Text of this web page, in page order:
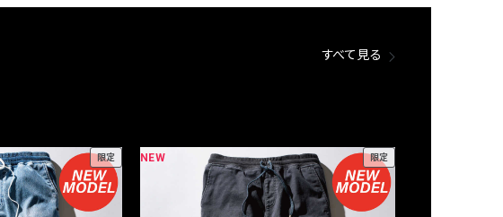
すべて見る
限定 NEW 限定